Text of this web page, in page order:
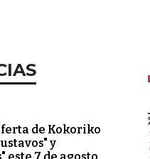
de Kokoriko
y